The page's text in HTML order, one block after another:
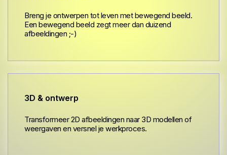
Breng je ontwerpen tot leven met bewegend beeld.
Een bewegend beeld zegt meer dan duizend
afbeeldingen ;-)
3D & ontwerp
Transformeer 2D afbeeldingen naar 3D modellen of
weergaven en versnel je werkproces.